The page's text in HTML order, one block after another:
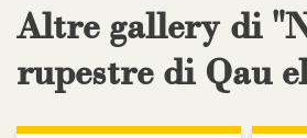
Altre gallery di
rupestre di Qau